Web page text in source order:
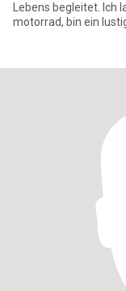
Lebens begleitet. Ich
motorrad, bin ein